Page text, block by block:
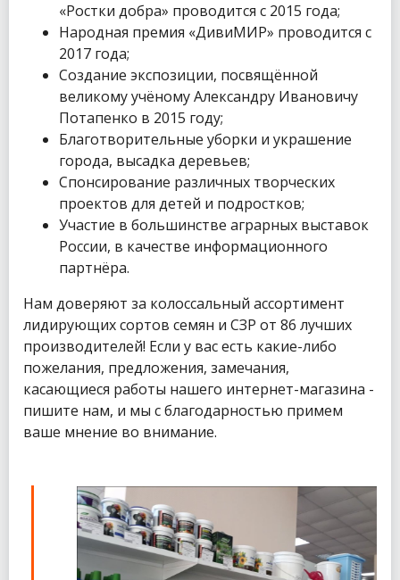
«Ростки добра» проводится с 2015 года;
Народная премия «ДивиМИР» проводится с
2017 года;
Создание экспозиции, посвящённой
великому учёному Александру Ивановичу
Потапенко в 2015 году;
Благотворительные уборки и украшение
города, высадка деревьев;
Спонсирование различных творческих
проектов для детей и подростков;
Участие в большинстве аграрных выставок
России, в качестве информационного
партнёра.
Нам доверяют за колоссальный ассортимент
лидирующих сортов семян и СЗР от 86 лучших
производителей! Если у вас есть какие-либо
пожелания, предложения, замечания,
касающиеся работы нашего интернет-магазина -
пишите нам, и мы с благодарностью примем
ваше мнение во внимание.